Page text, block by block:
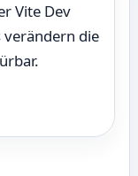
Vite Dev
verändern die